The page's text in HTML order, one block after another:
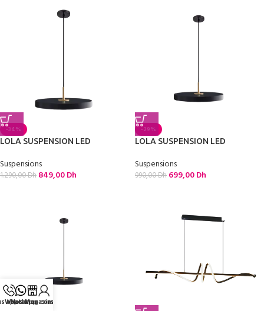
-34%
LOLA SUSPENSION LED
Suspensions
1.290,00Dh 849,00Dh
-29%
LOLA SUSPENSION LED
Suspensions
990,00Dh 699,00Dh
appeler
Whatsapp
Nos Magasins
Mon compte